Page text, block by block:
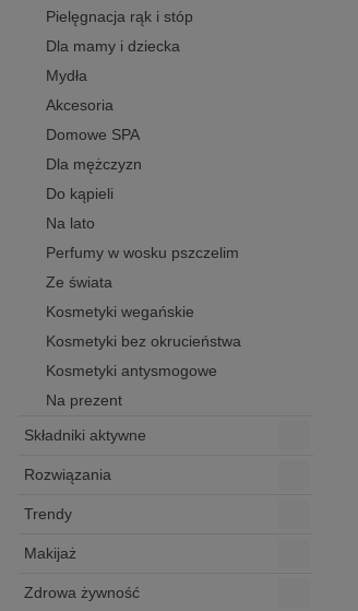
Pielęgnacja rąk i stóp
Dla mamy i dziecka
Mydła
Akcesoria
Domowe SPA
Dla mężczyzn
Do kąpieli
Na lato
Perfumy w wosku pszczelim
Ze świata
Kosmetyki wegańskie
Kosmetyki bez okrucieństwa
Kosmetyki antysmogowe
Na prezent
Składniki aktywne
Rozwiązania
Trendy
Makijaż
Zdrowa żywność